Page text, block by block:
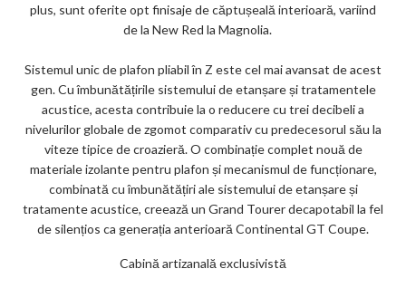
plus, sunt oferite opt finisaje de căptușeală interioară, variind
de la New Red la Magnolia.
Sistemul unic de plafon pliabil în Z este cel mai avansat de acest
gen. Cu îmbunătățirile sistemului de etanșare și tratamentele
acustice, acesta contribuie la o reducere cu trei decibeli a
nivelurilor globale de zgomot comparativ cu predecesorul său la
viteze tipice de croazieră. O combinație complet nouă de
materiale izolante pentru plafon și mecanismul de funcționare,
combinată cu îmbunătățiri ale sistemului de etanșare și
tratamente acustice, creează un Grand Tourer decapotabil la fel
de silențios ca generația anterioară Continental GT Coupe.
Cabină artizanală exclusivistă